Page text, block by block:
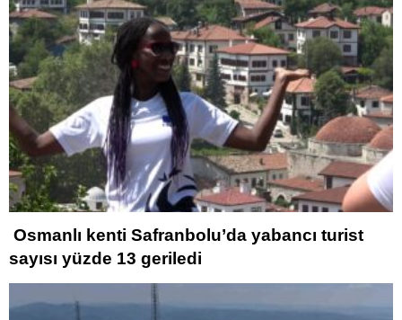
Osmanlı kenti Safranbolu’da yabancı turist
sayısı yüzde 13 geriledi